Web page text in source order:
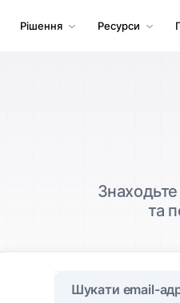
Рішення Ресурси
та
Шукати email-